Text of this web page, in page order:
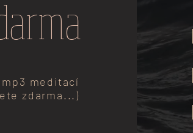
meditací
zdarma...)